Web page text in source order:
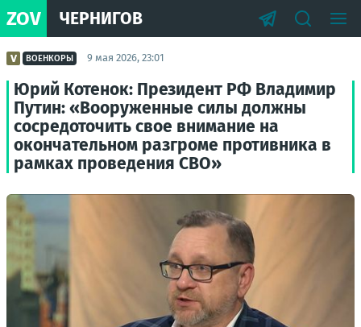
ZOV ЧЕРНИГОВ
ВОЕНКОРЫ 9 мая 2026, 23:01
Юрий Котенок: Президент РФ Владимир
Путин: «Вооруженные силы должны
сосредоточить свое внимание на
окончательном разгроме противника в
рамках проведения СВО»